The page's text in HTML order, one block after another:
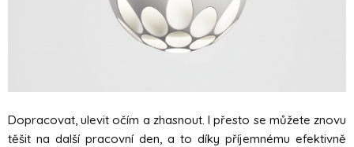
Dopracovat, ulevit očím a zhasnout. I přesto se můžete znovu
těšit na další pracovní den, a to díky příjemnému efektivně